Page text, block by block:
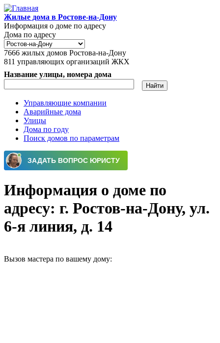
Перейти к основному содержанию
Жилые дома в Ростове-на-Дону
Информация о доме по адресу
Дома по адресу
7666 жилых домов Ростова-на-Дону
811 управляющих организаций ЖКХ
Название улицы, номера дома
Главное меню
Управляющие компании
Аварийные дома
Улицы
Дома по году
Поиск домов по параметрам
Информация о доме по
адресу: г. Ростов-на-Дону, ул.
6-я линия, д. 14
Вызов мастера по вашему дому: